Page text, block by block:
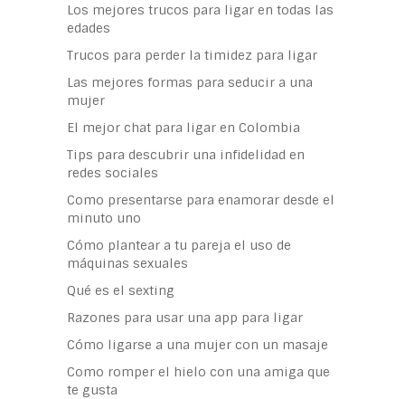
Los mejores trucos para ligar en todas las
edades
Trucos para perder la timidez para ligar
Las mejores formas para seducir a una
mujer
El mejor chat para ligar en Colombia
Tips para descubrir una infidelidad en
redes sociales
Como presentarse para enamorar desde el
minuto uno
Cómo plantear a tu pareja el uso de
máquinas sexuales
Qué es el sexting
Razones para usar una app para ligar
Cómo ligarse a una mujer con un masaje
Como romper el hielo con una amiga que
te gusta